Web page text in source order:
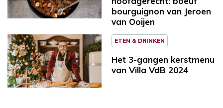
bourguignon van Jeroen
van Ooijen
ETEN & DRINKEN
Het 3-gangen kerstmenu
van Villa VdB 2024